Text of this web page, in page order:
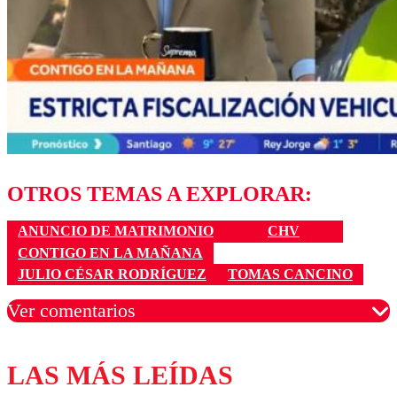
OTROS TEMAS A EXPLORAR:
ANUNCIO DE MATRIMONIO
CHV
CONTIGO EN LA MAÑANA
JULIO CÉSAR RODRÍGUEZ
TOMAS CANCINO
Ver comentarios
Los comentarios son moderados para garantizar un
diálogo respetuoso.
LAS MÁS LEÍDAS